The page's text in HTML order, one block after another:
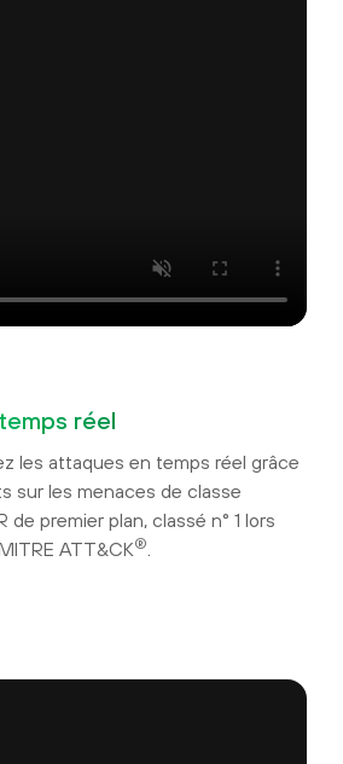
réel
les attaques en temps réel grâce
sur les menaces de classe
de premier plan, classé n° 1 lors
ATT&CK®